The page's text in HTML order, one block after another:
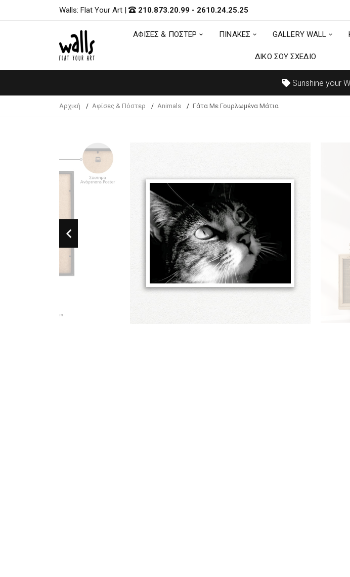
ΑΦΙΣΕΣ & ΠΟΣΤΕΡ ΠΙΝΑΚΕΣ
ΔΙΚΟ ΣΟΥ ΣΧΕΔΙΟ
Walls: Flat Your Art | 210.873.20.99 - 2610.24.25.25
ΑΦΙΣΕΣ & ΠΟΣΤΕΡ ΠΙΝΑΚΕΣ GALLERY WALL
ΔΙΚΟ ΣΟΥ ΣΧΕΔΙΟ
Sunshine your
Αρχική Αφίσες & Πόστερ Animals Γάτα Με Γουρλωμένα Μάτια